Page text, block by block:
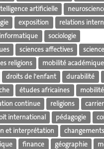
artificielle
exposition
relations
informatique
sociologie
sciences affectives
religions
mobilité académique
droits de l'enfant durabilité
études africaines mobilité
continue religions
international pédagogie
et interprétation
finance géographie